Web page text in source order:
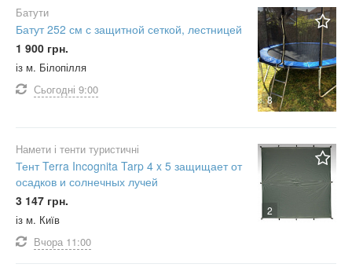
8
Батути
Батут 252 см с защитной сеткой, лестницей
1 900 грн.
із м. Білопілля
Сьогодні 9:00
2
Намети і тенти туристичні
Тент Terra Incognita Tarp 4 x 5 защищает от
осадков и солнечных лучей
3 147 грн.
із м. Київ
Вчора 11:00